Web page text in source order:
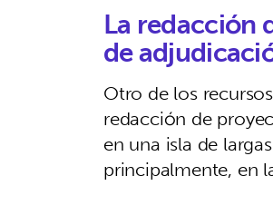
La redacción
de
Otro de los
redacción de
en una isla de
principalmente, en